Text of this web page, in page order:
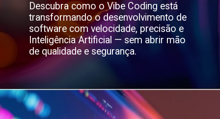
Descubra como o Vibe Coding está
transformando o desenvolvimento de
software com velocidade, precisão e
Inteligência Artificial — sem abrir mão
de qualidade e segurança.